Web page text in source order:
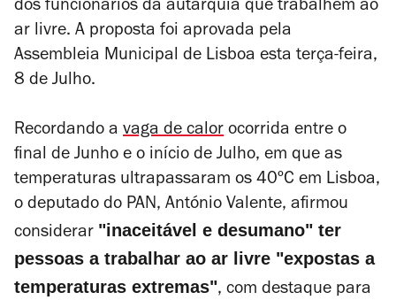
dos funcionários da autarquia que trabalhem ao
ar livre. A proposta foi aprovada pela
Assembleia Municipal de Lisboa esta terça-feira,
8 de Julho.
Recordando a vaga de calor ocorrida entre o
final de Junho e o início de Julho, em que as
temperaturas ultrapassaram os 40ºC em Lisboa,
o deputado do PAN, António Valente, afirmou
considerar "inaceitável e desumano" ter
pessoas a trabalhar ao ar livre "expostas a
temperaturas extremas", com destaque para